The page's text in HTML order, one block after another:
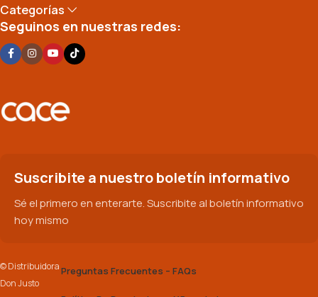
Categorías
Seguinos en nuestras redes:
Suscribite a nuestro boletín informativo
Sé el primero en enterarte. Suscribite al boletín informativo
hoy mismo
© Distribuidora
Don Justo
Preguntas Frecuentes – FAQs